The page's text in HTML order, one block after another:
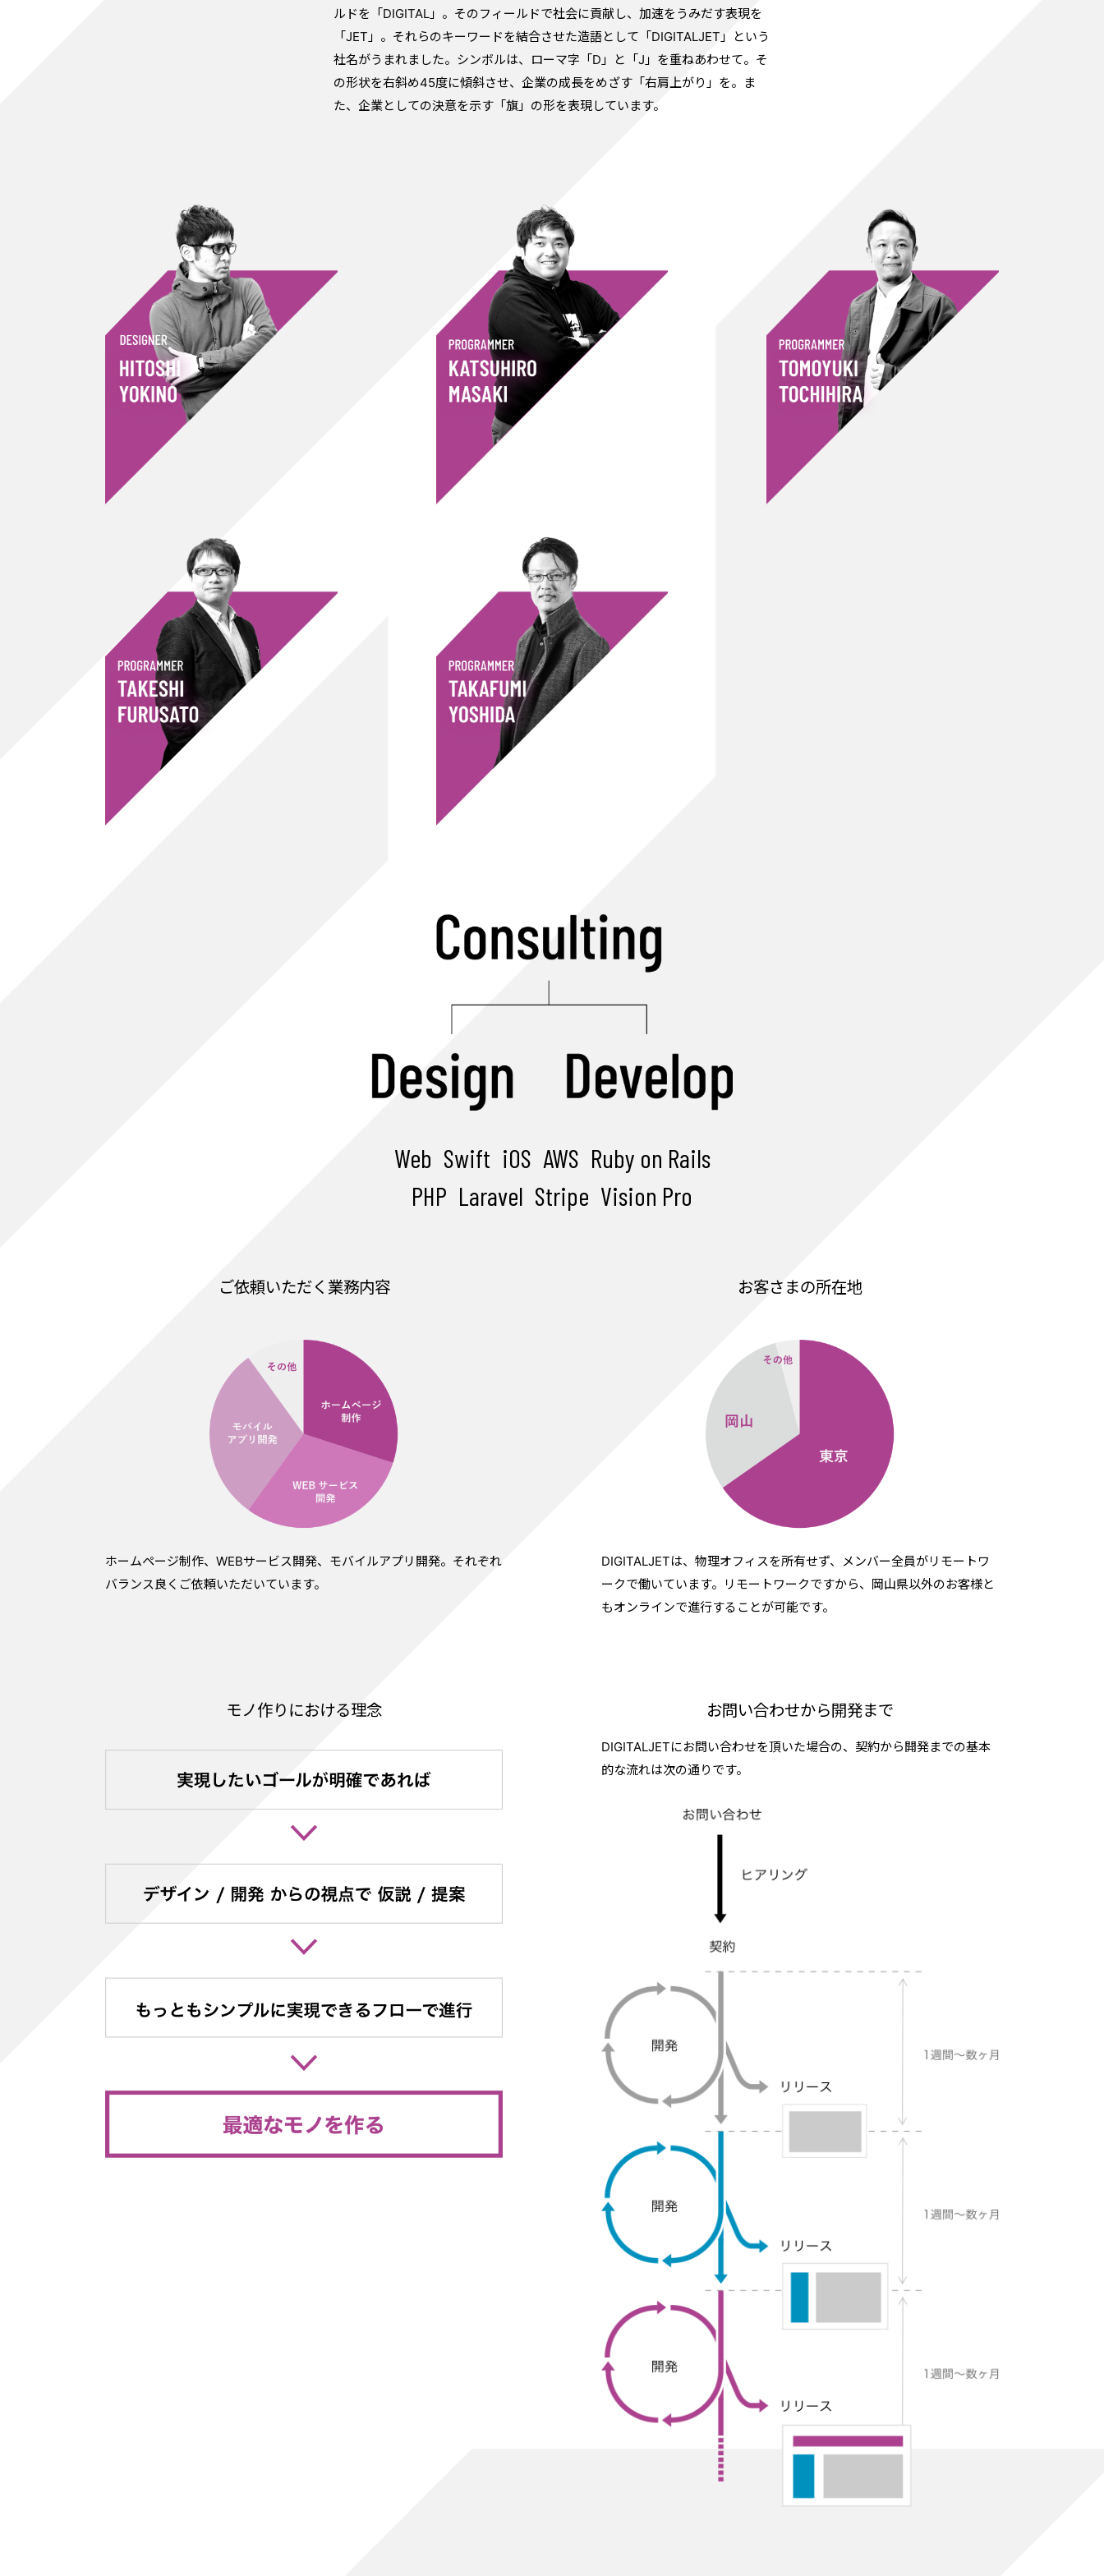
ルドを「DIGITAL」。そのフィールドで社会に貢献し、加速をうみだす表現を
「JET」。それらのキーワードを結合させた造語として「DIGITALJET」という
社名がうまれました。シンボルは、ローマ字「D」と「J」を重ねあわせて。そ
の形状を右斜め45度に傾斜させ、企業の成長をめざす「右肩上がり」を。ま
た、企業としての決意を示す「旗」の形を表現しています。
Web Swift iOS AWS Ruby on Rails
PHP Laravel Stripe Vision Pro
ご依頼いただく業務内容
ホームページ制作、WEBサービス開発、モバイルアプリ開発。それぞれ
バランス良くご依頼いただいています。
お客さまの所在地
DIGITALJETは、物理オフィスを所有せず、メンバー全員がリモートワ
ークで働いています。リモートワークですから、岡山県以外のお客様と
もオンラインで進行することが可能です。
モノ作りにおける理念 お問い合わせから開発まで
DIGITALJETにお問い合わせを頂いた場合の、契約から開発までの基本
的な流れは次の通りです。